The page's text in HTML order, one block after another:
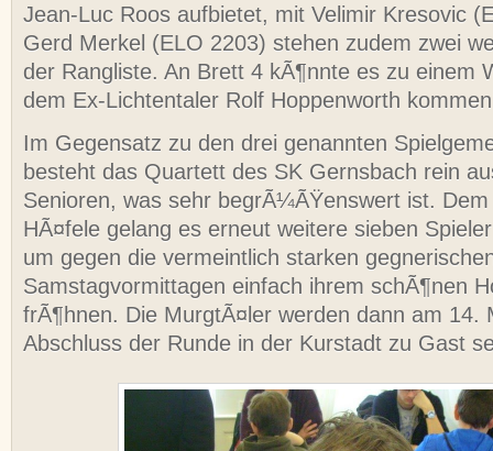
Jean-Luc Roos aufbietet, mit Velimir Kresovic
Gerd Merkel (ELO 2203) stehen zudem zwei
der Rangliste. An Brett 4 kÃ¶nnte es zu einem
dem Ex-Lichtentaler Rolf Hoppenworth
Im Gegensatz zu den drei genannten
besteht das Quartett des SK Gernsbach rein
Senioren, was sehr begrÃ¼ÃŸenswert ist.
HÃ¤fele gelang es erneut weitere sieben
um gegen die vermeintlich starken
Samstagvormittagen einfach ihrem schÃ¶nen
frÃ¶hnen. Die MurgtÃ¤ler werden dann am 14.
Abschluss der Runde in der Kurstadt zu Gast